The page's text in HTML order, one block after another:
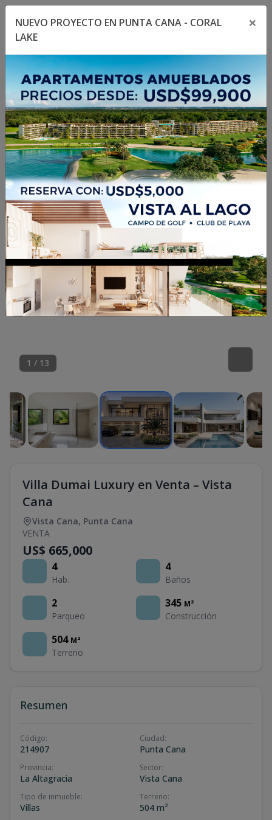
Toggle navigation menu
1 / 13
Villa Dumai Luxury en Venta – Vista
Cana
Vista Cana, Punta Cana
VENTA
US$ 665,000
4
Hab.
4
Baños
2
Parqueo
345 M²
Construcción
504 M²
Terreno
Resumen
Código:
214907
Ciudad:
Punta Cana
Provincia:
La Altagracia
Sector:
Vista Cana
Tipo de inmueble:
Villas
Terreno:
504 m²
NUEVO PROYECTO EN PUNTA CANA - CORAL
LAKE
×